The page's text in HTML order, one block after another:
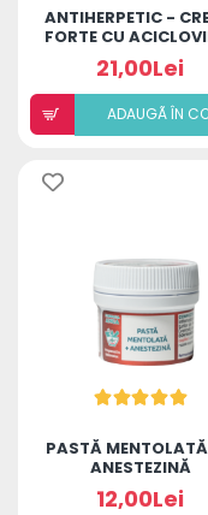
ANTIHERPETIC -
FORTE CU
ULEIURI ESENȚIALE
21,00Lei
ADAUGÃ ÎN
PASTĂ
ANESTEZINĂ
12,00Lei